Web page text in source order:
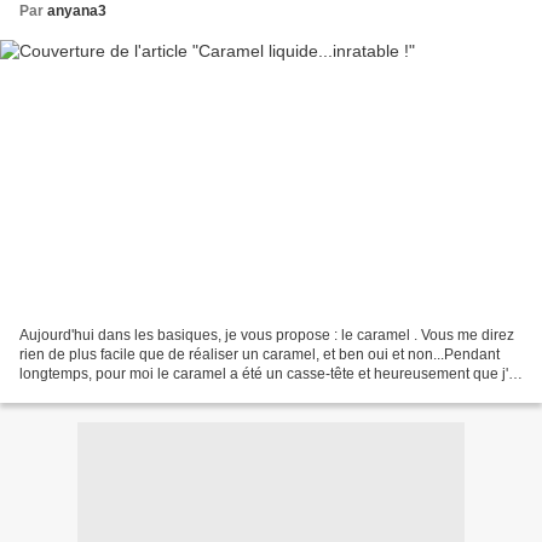
Par anyana3
Aujourd'hui dans les basiques, je vous propose : le caramel . Vous me direz
rien de plus facile que de réaliser un caramel, et ben oui et non...Pendant
longtemps, pour moi le caramel a été un casse-tête et heureusement que j'ai